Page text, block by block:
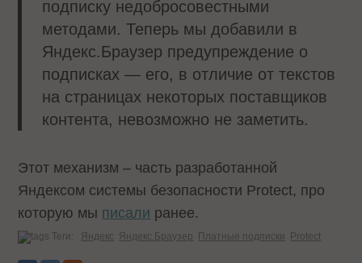
подписку недобросовестными
методами. Теперь мы добавили в
Яндекс.Браузер предупреждение о
подписках — его, в отличие от текстов
на страницах некоторых поставщиков
контента, невозможно не заметить.
Этот механизм – часть разработанной
Яндексом системы безопасности Protect, про
которую мы писали ранее.
Теги: Яндекс Яндекс.Браузер Платные подписки Protect